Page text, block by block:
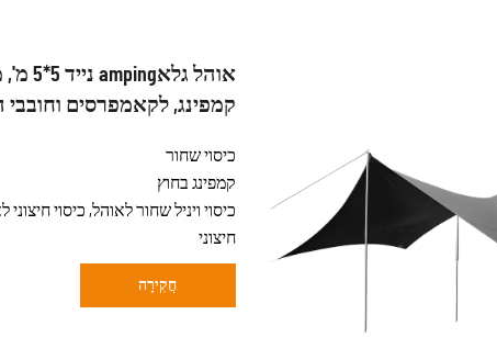
קמפינג, לקאמפרסים
כיסוי שחור
קמפינג בחוץ
חיצוני
חֲקִירָה